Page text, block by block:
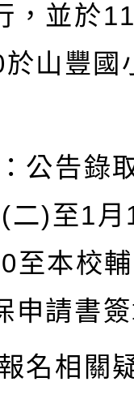
，並於
山豐國
公告錄
二)至1
至本校
申請書
名相關